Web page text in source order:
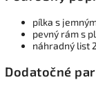
pílka s
pevný rám s
náhradný list
Dodatočné